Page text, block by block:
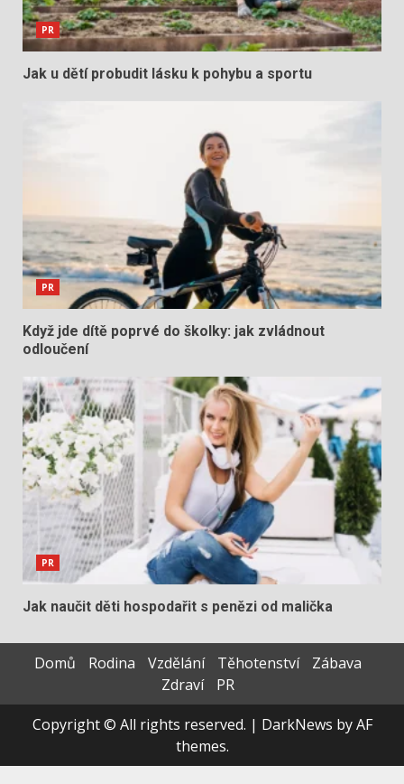
PR
Jak u dětí probudit lásku k pohybu a sportu
PR
Když jde dítě poprvé do školky: jak zvládnout
odloučení
PR
Jak naučit děti hospodařit s penězi od malička
Domů Rodina Vzdělání Těhotenství
Zábava
Zdraví
PR
Copyright © All rights reserved. | DarkNews by AF
themes.